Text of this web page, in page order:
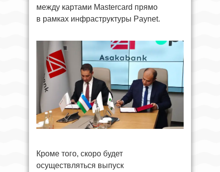
между картами Mastercard прямо
в рамках инфраструктуры Paynet.
Кроме того, скоро будет
осуществляться выпуск